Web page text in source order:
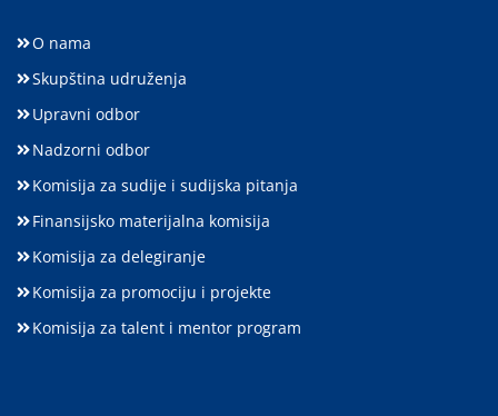
O nama
Skupština udruženja
Upravni odbor
Nadzorni odbor
Komisija za sudije i sudijska pitanja
Finansijsko materijalna komisija
Komisija za delegiranje
Komisija za promociju i projekte
Komisija za talent i mentor program